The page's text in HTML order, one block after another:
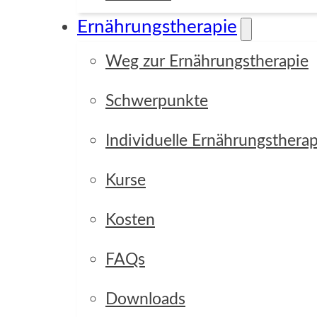
Ernährungstherapie
Weg zur Ernährungstherapie
Schwerpunkte
Individuelle
Kurse
Kosten
FAQs
Downloads